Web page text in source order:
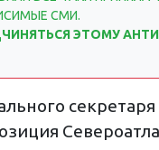
СМИ.
ЭТОМУ